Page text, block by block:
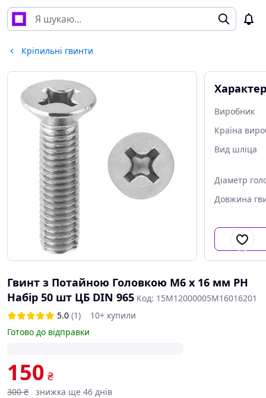
Кріпильні гвинти
Виробник
Країна
Вид шліца
Діаметр
Довжина
Гвинт з Потайною Головкою М6 х 16 мм PH
Набір 50 шт ЦБ DIN 965 Код: 15M12000005M16016201
5.0 (1)
10+ купили
Готово до відправки
150 ₴
300 ₴ знижка ще 46 днів